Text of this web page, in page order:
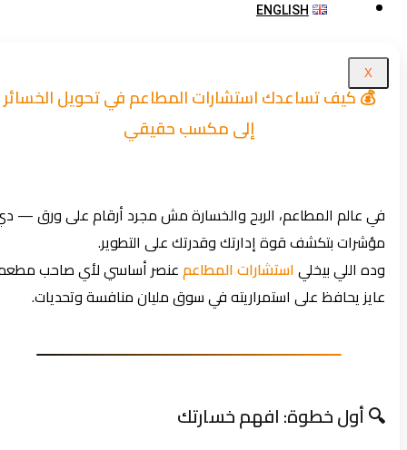
ENGLISH
💰 كيف تساعدك استشارات المطاعم في تحويل الخسائر
إلى مكسب حقيقي
في عالم المطاعم، الربح والخسارة مش مجرد أرقام على ورق — دي
مؤشرات بتكشف قوة إدارتك وقدرتك على التطوير.
وده اللي بيخلياستشارات المطاعمعنصر أساسي لأي صاحب مطعم
عايز يحافظ على استمراريته في سوق مليان منافسة وتحديات.
🔍 أول خطوة: افهم خسارتك